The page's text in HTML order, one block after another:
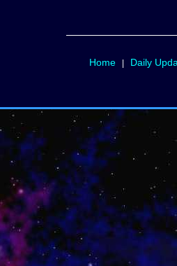
Home| Daily